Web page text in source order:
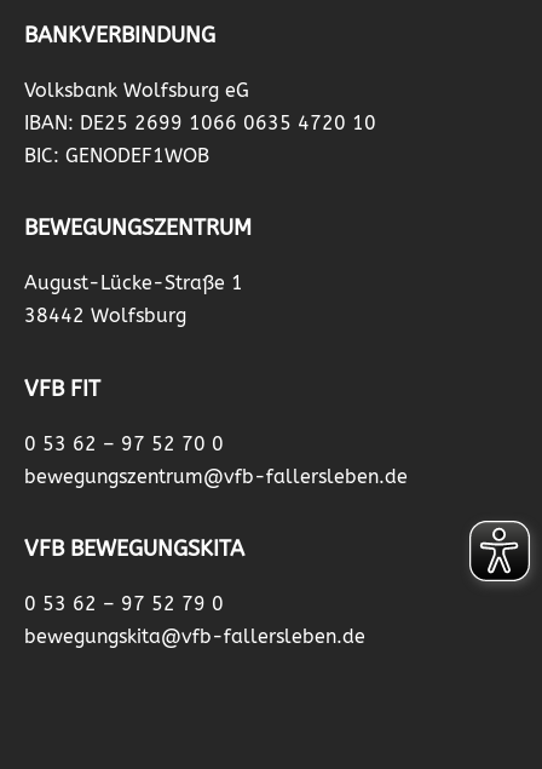
BANKVERBINDUNG
Volksbank Wolfsburg eG
IBAN: DE25 2699 1066 0635 4720 10
BIC: GENODEF1WOB
BEWEGUNGSZENTRUM
August-Lücke-Straße 1
38442 Wolfsburg
VFB FIT
0 53 62 – 97 52 70 0
bewegungszentrum@vfb-fallersleben.de
VFB BEWEGUNGSKITA
0 53 62 – 97 52 79 0
bewegungskita@vfb-fallersleben.de